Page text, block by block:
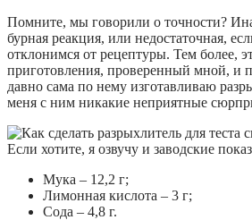
Помните, мы говорили о точности?
бурная реакция, или недостаточная,
отклонимся от рецептуры. Тем более,
приготовления, проверенный мной, и
давно сама по нему изготавливаю
меня с ним никакие неприятные
Если хотите, я озвучу и заводские
Мука – 12,2 г;
Лимонная кислота – 3 г;
Сода – 4,8 г.